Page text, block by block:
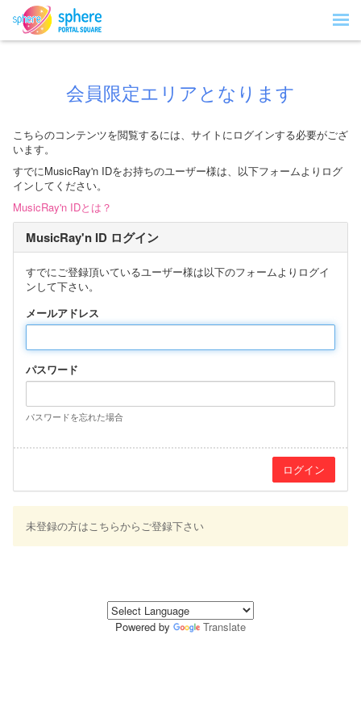
会員限定エリアとなります
こちらのコンテンツを閲覧するには、サイトにログインする必要がござ
います。
すでにMusicRay'n IDをお持ちのユーザー様は、以下フォームよりログ
インしてください。
MusicRay'n IDとは？
MusicRay'n ID ログイン
すでにご登録頂いているユーザー様は以下のフォームよりログイ
ンして下さい。
メールアドレス
パスワード
パスワードを忘れた場合
未登録の方はこちらからご登録下さい
Powered by Translate